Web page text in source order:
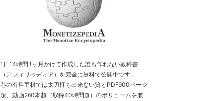
1日14時間3ヶ月かけて作成した誰も作れない教科書
（アフィリペディア）を完全に無料で公開中です。
巷の有料商材では太刀打ち出来ない質とPDF900ページ
超、動画260本超（収録40時間超）のボリュームを兼